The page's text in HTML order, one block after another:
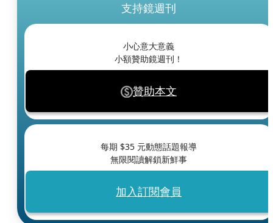
支持鏡週刊
小心意大意義
小額贊助鏡週刊！
贊助本文
每期 $35 元動態話題報導
無限閱讀解鎖新鮮事
加入訂閱會員